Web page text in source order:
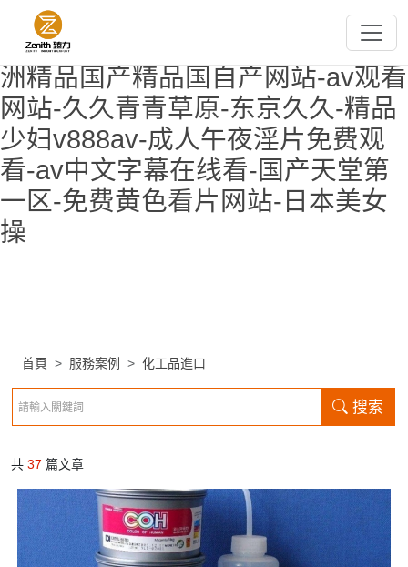
欧美午夜精品-超碰小说-国产片91-
国产精品自拍第一页-国产六区-亚
洲精品国产精品国自产网站-av观看
网站-久久青青草原-东京久久-精品
少妇v888av-成人午夜淫片免费观
看-av中文字幕在线看-国产天堂第
一区-免费黄色看片网站-日本美女
操
首頁 服務案例 化工品進口
搜索
共 37 篇文章